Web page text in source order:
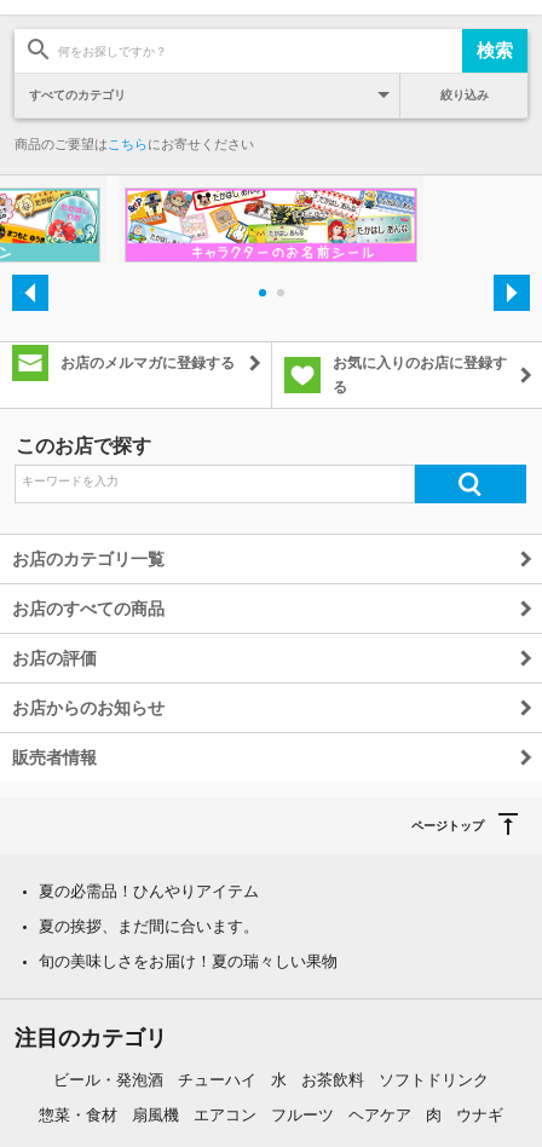
絞り込み
商品のご要望は こちらにお寄せください
お店のメルマガに登録する
お気に入りのお店に登録す
る
このお店で探す
お店のカテゴリ一覧
お店のすべての商品
お店の評価
お店からのお知らせ
販売者情報
ページトップ
夏の必需品！ひんやりアイテム
夏の挨拶、まだ間に合います。
旬の美味しさをお届け！夏の瑞々しい果物
注目のカテゴリ
ビール・発泡酒 チューハイ 水 お茶飲料
ソフトドリンク
惣菜・食材
扇風機 エアコン フルーツ ヘアケア 肉 ウナギ